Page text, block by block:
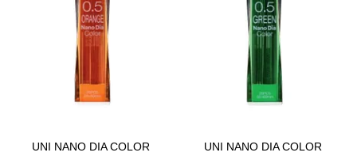
UNI NANO DIA COLOR
UNI NANO DIA COLOR